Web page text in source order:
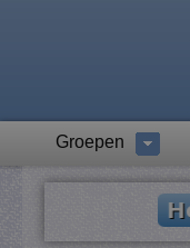
Groepen